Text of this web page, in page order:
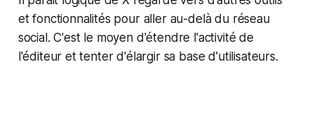
et fonctionnalités pour aller au-delà du réseau
social. C'est le moyen d'étendre l'activité de
l'éditeur et tenter d'élargir sa base d'utilisateurs.